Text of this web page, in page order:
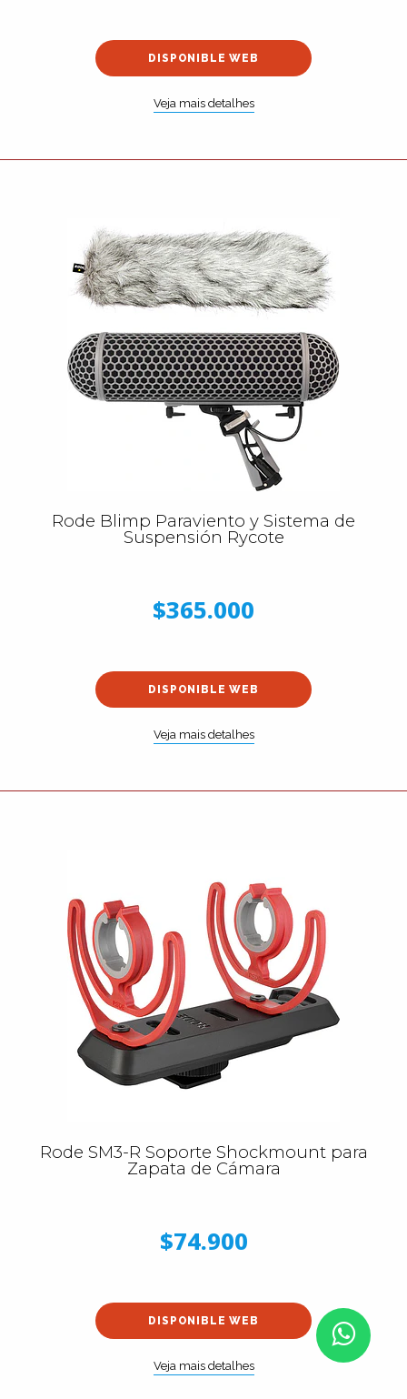
DISPONIBLE WEB
Veja mais detalhes
Rode Blimp Paraviento y Sistema de
Suspensión Rycote
$365.000
DISPONIBLE WEB
Veja mais detalhes
Rode SM3-R Soporte Shockmount para
Zapata de Cámara
$74.900
DISPONIBLE WEB
Veja mais detalhes